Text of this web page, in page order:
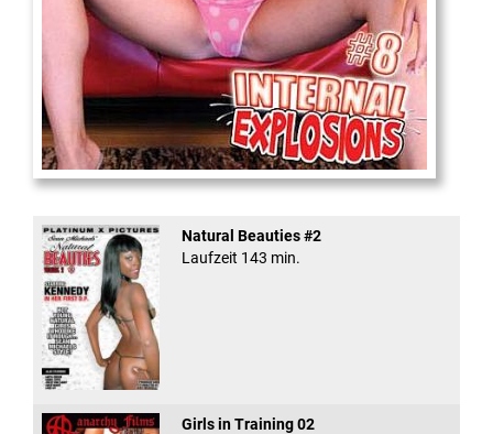
Internal Explosionen
Natural Beauties #2
Laufzeit 143 min.
Girls in Training 02